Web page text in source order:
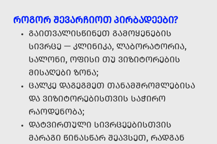
ᲠᲝᲒᲝᲠ ᲨᲔᲕᲐᲠᲩᲘᲝᲗ ᲞᲘᲠᲑᲐᲓᲔᲔᲑᲘ?
ᲒᲐᲘᲗᲕᲐᲚᲘᲡᲬᲘᲜᲔᲗ ᲒᲐᲛᲝᲧᲔᲜᲔᲑᲘᲡ
ᲡᲘᲕᲠᲪᲔ — ᲙᲚᲘᲜᲘᲙᲐ, ᲚᲐᲑᲝᲠᲐᲢᲝᲠᲘᲐ,
ᲡᲐᲚᲝᲜᲘ, ᲝᲤᲘᲡᲘ ᲗᲣ ᲕᲘᲖᲘᲢᲝᲠᲔᲑᲘᲡ
ᲛᲘᲡᲐᲦᲔᲑᲘ ᲖᲝᲜᲐ;
ᲪᲐᲚᲙᲔ ᲓᲐᲒᲔᲒᲛᲔᲗ ᲗᲐᲜᲐᲛᲨᲠᲝᲛᲚᲔᲑᲘᲡᲐ
ᲓᲐ ᲕᲘᲖᲘᲢᲝᲠᲔᲑᲘᲡᲗᲕᲘᲡ ᲡᲐᲭᲘᲠᲝ
ᲠᲐᲝᲓᲔᲜᲝᲑᲐ;
ᲓᲐᲢᲕᲘᲠᲗᲣᲚᲘ ᲡᲘᲕᲠᲪᲔᲔᲑᲘᲡᲗᲕᲘᲡ
ᲛᲐᲠᲐᲒᲘ ᲬᲘᲜᲐᲡᲬᲐᲠ ᲨᲔᲐᲕᲡᲔᲗ, ᲠᲐᲓᲒᲐᲜ